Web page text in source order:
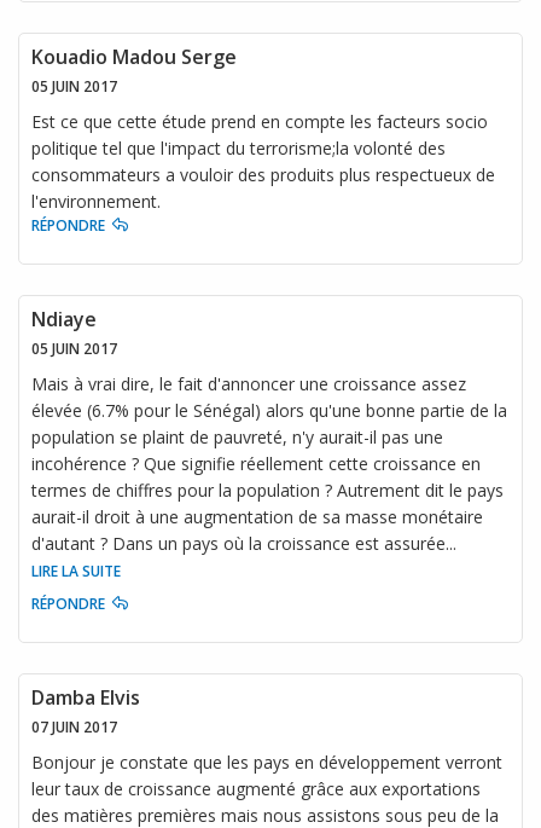
Kouadio Madou Serge
05 JUIN 2017
Est ce que cette étude prend en compte les facteurs socio
politique tel que l'impact du terrorisme;la volonté des
consommateurs a vouloir des produits plus respectueux de
l'environnement.
RÉPONDRE
Ndiaye
05 JUIN 2017
Mais à vrai dire, le fait d'annoncer une croissance assez
élevée (6.7% pour le Sénégal) alors qu'une bonne partie de la
population se plaint de pauvreté, n'y aurait-il pas une
incohérence ? Que signifie réellement cette croissance en
termes de chiffres pour la population ? Autrement dit le pays
aurait-il droit à une augmentation de sa masse monétaire
d'autant ? Dans un pays où la croissance est assurée...
LIRE LA SUITE
RÉPONDRE
Damba Elvis
07 JUIN 2017
Bonjour je constate que les pays en développement verront
leur taux de croissance augmenté grâce aux exportations
des matières premières mais nous assistons sous peu de la